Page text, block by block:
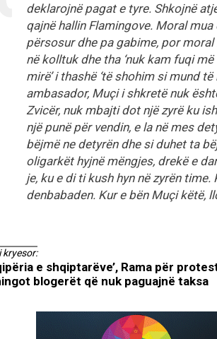
deklarojnë pagat e tyre. Shkojnë
qajnë hallin Flamingove. Moral
përsosur dhe pa gabime, por
në kolltuk dhe tha ‘nuk kam fuqi
mirë’ i thashë ‘të shohim si mund
ambasador, Muçi i shkretë nuk
Zvicër, nuk mbajti dot një zyrë ku
një punë për vendin, e la në mes
bëjmë ne detyrën dhe si duhet ta
oligarkët hyjnë mëngjes, drekë e
je, ku e di ti kush hyn në zyrën
denbabaden. Kur e bën Muçi këtë,
kryesor:
e shqiptarëve’, Rama për
blogerët që nuk paguajnë taksa